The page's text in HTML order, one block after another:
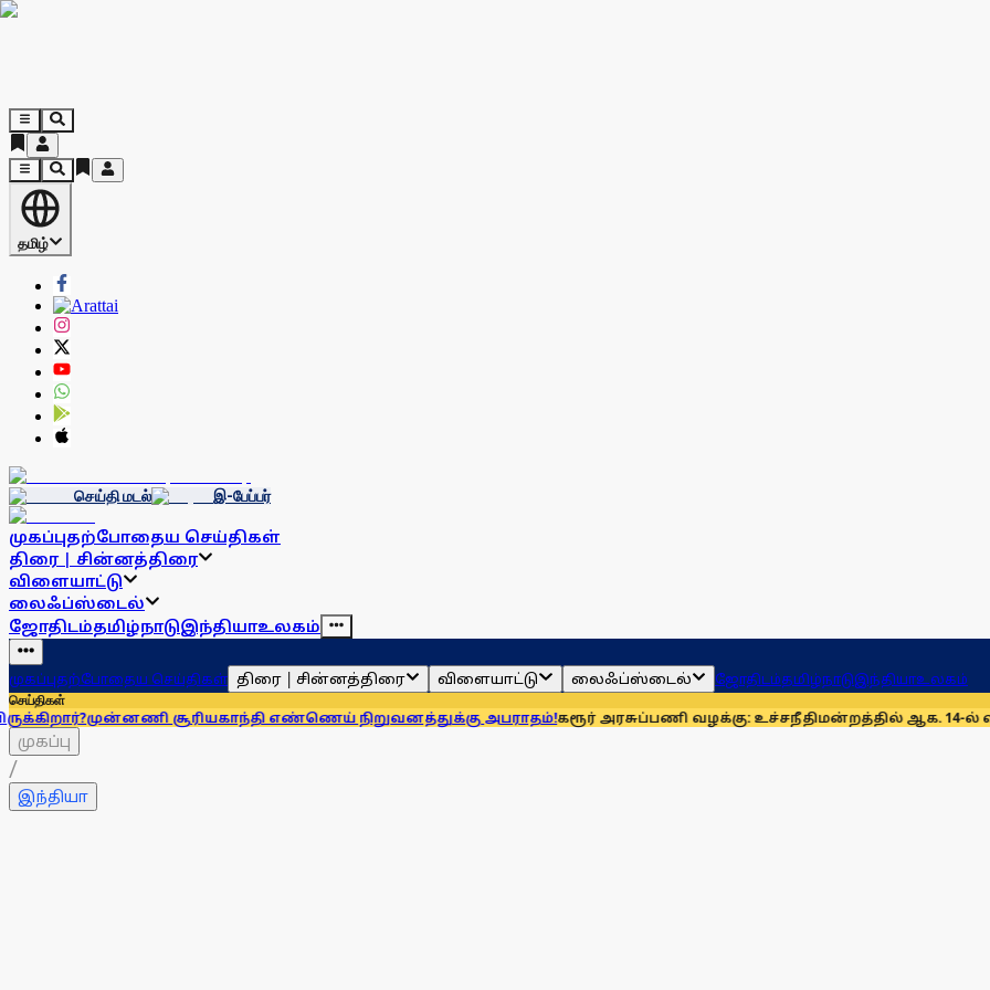
தமிழ்
செய்தி மடல் இ-பேப்பர்
முகப்புதற்போதைய செய்திகள்
திரை | சின்னத்திரை
விளையாட்டு
லைஃப்ஸ்டைல்
ஜோதிடம்தமிழ்நாடுஇந்தியாஉலகம்
முகப்புதற்போதைய செய்திகள் திரை | சின்னத்திரை விளையாட்டு லைஃப்ஸ்டைல் ஜோதிடம்தமிழ்நாடுஇந்தியாஉலகம்
செய்திகள்
முன்னணி சூரியகாந்தி எண்ணெய் நிறுவனத்துக்கு அபராதம்!கரூர் அரசுப்பணி வழக்கு: உச்சநீதிமன்றத்தில் ஆக. 14-ல் விசாரணை
முகப்பு
/
இந்தியா